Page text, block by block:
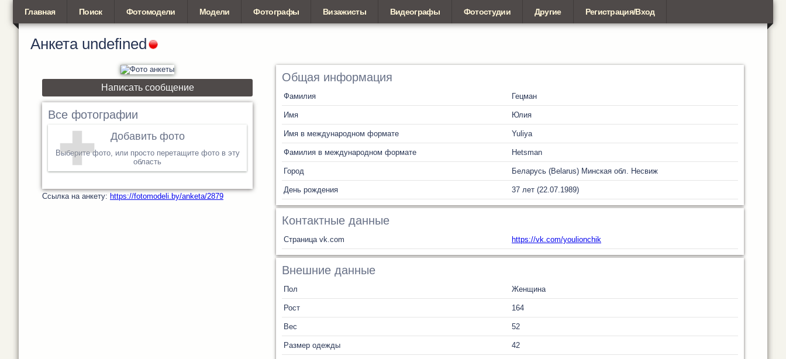
Главная Поиск Фотомодели Модели Фотографы Визажисты Видеографы Фотостудии Другие Регистрация/Вход
Анкета undefined
Написать сообщение
Все фотографии
Добавить фото
Выберите фото, или просто перетащите фото в эту
область
Cсылка на анкету: https://fotomodeli.by/anketa/2879
Общая информация
Фамилия Гецман
Имя Юлия
Имя в международном формате Yuliya
Фамилия в международном формате Hetsman
Город Беларусь (Belarus) Минская обл. Несвиж
День рождения 37 лет (22.07.1989)
Контактные данные
Страница vk.com https://vk.com/youlionchik
Внешние данные
Пол Женщина
Рост 164
Вес 52
Размер одежды 42